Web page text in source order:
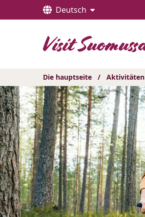
sisältöön
Deutsch
Die hauptseite / Aktivitäten